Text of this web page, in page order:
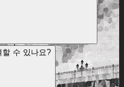
할 수 있나요?